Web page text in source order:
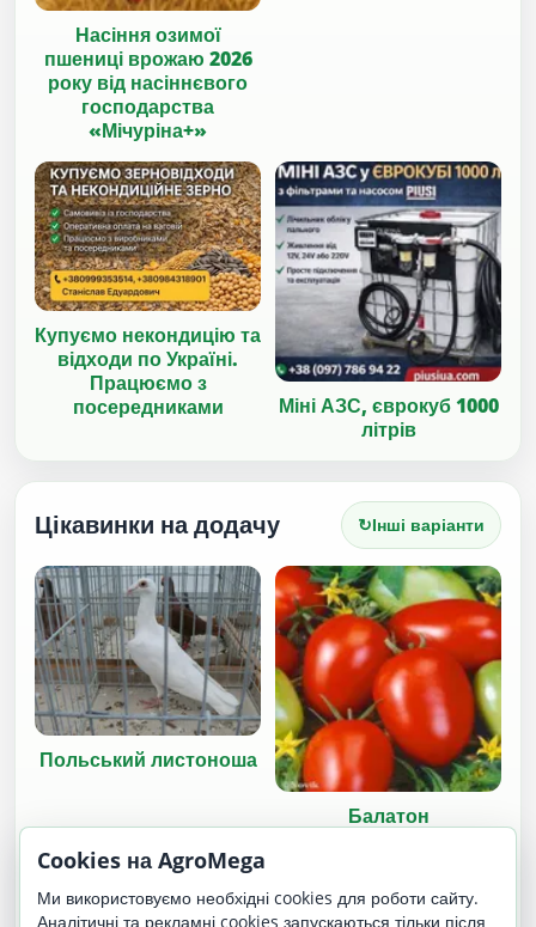
Насіння озимої
пшениці врожаю 2026
року від насіннєвого
господарства
«Мічуріна+»
Купуємо некондицію та
відходи по Україні.
Працюємо з
посередниками
Міні АЗС, єврокуб 1000
літрів
Цікавинки на додачу ↻Інші варіанти
Польський листоноша
Балатон
Cookies на AgroMega
Ми використовуємо необхідні cookies для роботи сайту.
Аналітичні та рекламні cookies запускаються тільки після